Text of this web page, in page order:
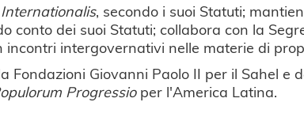
, secondo i suoi Statuti;
conto dei suoi Statuti; collabora con la
intergovernativi nelle materie di
Giovanni Paolo II per il Sahel e
Progressioper l'America Latina.